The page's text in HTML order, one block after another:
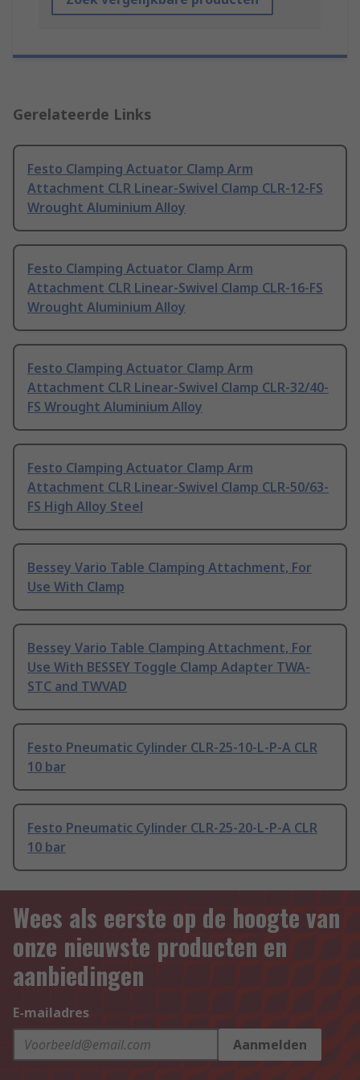
Gerelateerde Links
Festo Clamping Actuator Clamp Arm
Attachment CLR Linear-Swivel Clamp CLR-12-FS
Wrought Aluminium Alloy
Festo Clamping Actuator Clamp Arm
Attachment CLR Linear-Swivel Clamp CLR-16-FS
Wrought Aluminium Alloy
Festo Clamping Actuator Clamp Arm
Attachment CLR Linear-Swivel Clamp CLR-32/40-
FS Wrought Aluminium Alloy
Festo Clamping Actuator Clamp Arm
Attachment CLR Linear-Swivel Clamp CLR-50/63-
FS High Alloy Steel
Bessey Vario Table Clamping Attachment, For
Use With Clamp
Bessey Vario Table Clamping Attachment, For
Use With BESSEY Toggle Clamp Adapter TWA-
STC and TWVAD
Festo Pneumatic Cylinder CLR-25-10-L-P-A CLR
10 bar
Festo Pneumatic Cylinder CLR-25-20-L-P-A CLR
10 bar
Wees als eerste op de hoogte van
onze nieuwste producten en
aanbiedingen
E-mailadres
Aanmelden